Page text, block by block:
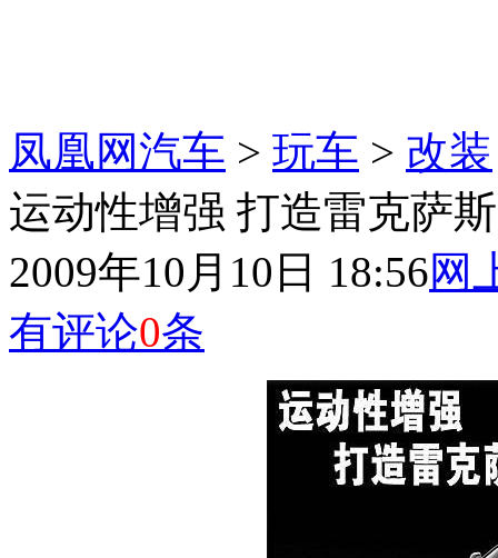
凤凰网汽车 > 玩车 > 改装
运动性增强 打造雷克萨
2009年10月10日 18:56网
有评论0条